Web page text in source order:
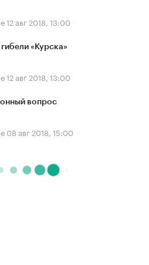
12 авг 2018, 13:00
гибели «Курска»
12 авг 2018, 13:00
вопрос
08 авг 2018, 15:00